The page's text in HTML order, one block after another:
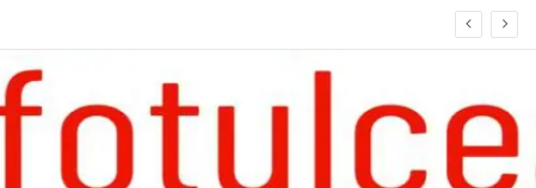
care vor lua parte la Festivalul Folk Țestos